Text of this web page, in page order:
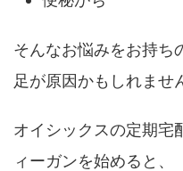
そんなお悩みをお持ち
足が原因かもしれませ
オイシックスの定期宅
ィーガンを始めると、